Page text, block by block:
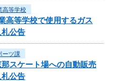
高等学校
高等学校で使用するガス
公告
ーツ課
スケート場への自動販売
公告